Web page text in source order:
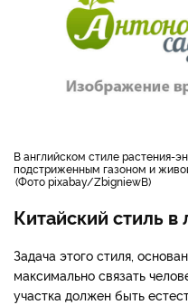
в английском стиле растения-эндемики сочетаются с аккуратно
подстриженным газоном и
Фото pixabay/ZbigniewB
Китайский стиль
Задача этого стиля,
максимально связать
участка должен быть